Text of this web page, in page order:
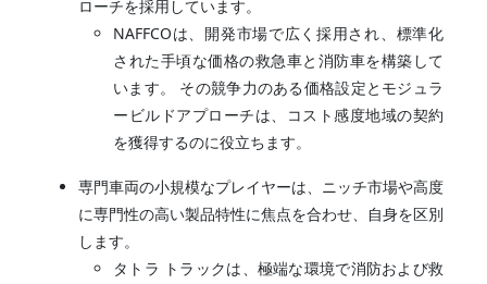
ローチを採用しています。
NAFFCOは、開発市場で広く採用され、標準化
された手頃な価格の救急車と消防車を構築して
います。 その競争力のある価格設定とモジュラ
ービルドアプローチは、コスト感度地域の契約
を獲得するのに役立ちます。
専門車両の小規模なプレイヤーは、ニッチ市場や高度
に専門性の高い製品特性に焦点を合わせ、自身を区別
します。
タトラ トラックは、極端な環境で消防および救